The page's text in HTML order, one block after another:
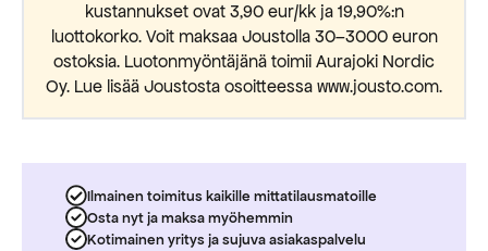
kustannukset ovat 3,90 eur/kk ja 19,90%:n
luottokorko. Voit maksaa Joustolla 30–3000 euron
ostoksia. Luotonmyöntäjänä toimii Aurajoki Nordic
Oy. Lue lisää Joustosta osoitteessa www.jousto.com.
Ilmainen toimitus kaikille mittatilausmatoille
Osta nyt ja maksa myöhemmin
Kotimainen yritys ja sujuva asiakaspalvelu